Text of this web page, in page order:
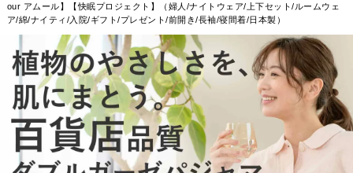
our アムール】【快眠プロジェクト】（婦人/ナイトウェア/上下セット/ルームウェ
ア/綿/ナイティ/入院/ギフト/プレゼント/前開き/長袖/寝間着/日本製）